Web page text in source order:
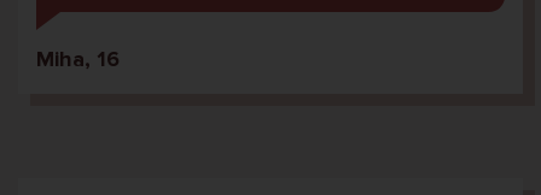
Miha, 16